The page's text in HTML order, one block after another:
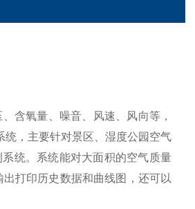
含氧量、噪音、风速、风向等，
，主要针对景区、湿度公园空气
统。系统能对大面积的空气质量
打印历史数据和曲线图，还可以